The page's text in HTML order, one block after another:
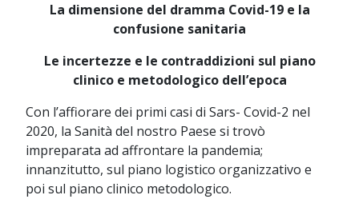
La dimensione del dramma Covid-19 e la
confusione sanitaria
Le incertezze e le contraddizioni sul piano
clinico e metodologico dell’epoca
Con l’affiorare dei primi casi di Sars- Covid-2 nel
2020, la Sanità del nostro Paese si trovò
impreparata ad affrontare la pandemia;
innanzitutto, sul piano logistico organizzativo e
poi sul piano clinico metodologico.